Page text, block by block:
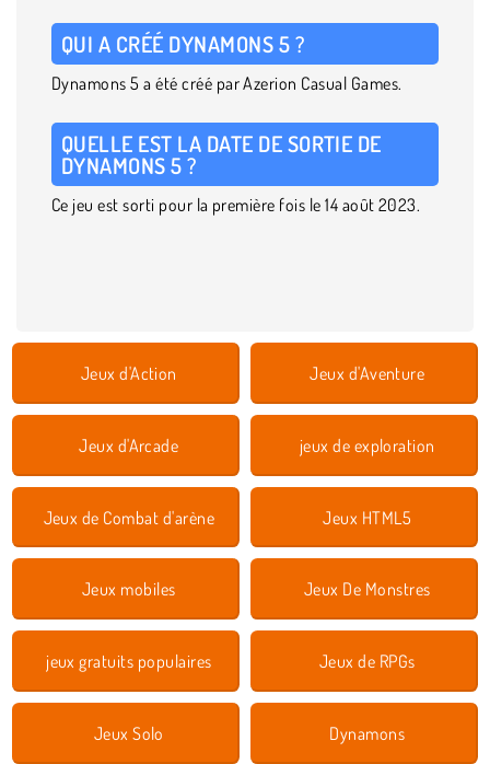
QUI A CRÉÉ DYNAMONS 5 ?
Dynamons 5 a été créé par Azerion Casual Games.
QUELLE EST LA DATE DE SORTIE DE
DYNAMONS 5 ?
Ce jeu est sorti pour la première fois le 14 août 2023.
Jeux d'Action Jeux d'Aventure
Jeux d'Arcade jeux de exploration
Jeux de Combat d'arène Jeux HTML5
Jeux mobiles Jeux De Monstres
jeux gratuits populaires Jeux de RPGs
Jeux Solo Dynamons